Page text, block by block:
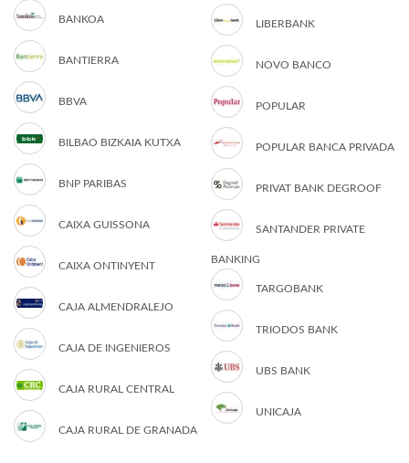
BANKOA
BANTIERRA
BBVA
BILBAO BIZKAIA KUTXA
BNP PARIBAS
CAIXA GUISSONA
CAIXA ONTINYENT
CAJA ALMENDRALEJO
CAJA DE INGENIEROS
CAJA RURAL CENTRAL
CAJA RURAL DE GRANADA
LIBERBANK
NOVO BANCO
POPULAR
POPULAR BANCA PRIVADA
PRIVAT BANK DEGROOF
SANTANDER PRIVATE
BANKING
TARGOBANK
TRIODOS BANK
UBS BANK
UNICAJA